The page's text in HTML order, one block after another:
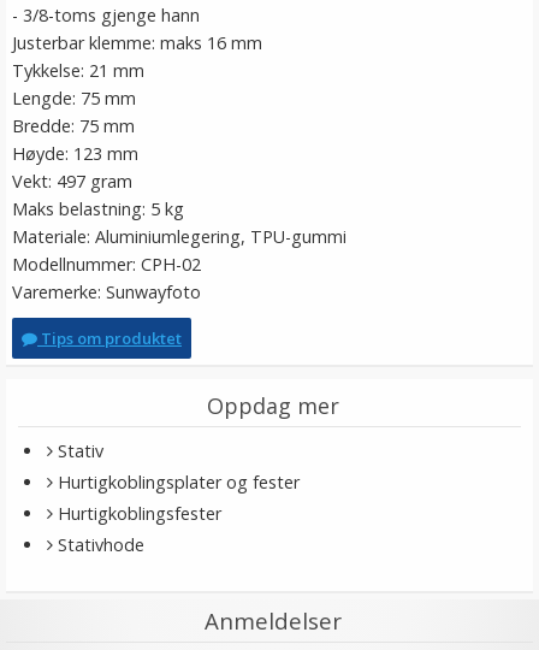
- 3/8-toms gjenge hann
Justerbar klemme: maks 16 mm
Tykkelse: 21 mm
Lengde: 75 mm
Bredde: 75 mm
Høyde: 123 mm
Vekt: 497 gram
Maks belastning: 5 kg
Materiale: Aluminiumlegering, TPU-gummi
Modellnummer: CPH-02
Varemerke: Sunwayfoto
Tips om produktet
Oppdag mer
Stativ
Hurtigkoblingsplater og fester
Hurtigkoblingsfester
Stativhode
Anmeldelser